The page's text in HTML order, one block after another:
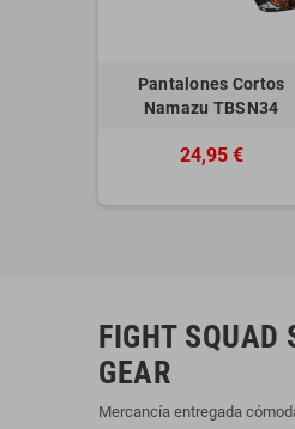
Pantalones Cortos
Namazu TBSN34
24,95 €
FIGHT SQUAD
GEAR
Mercancía entregada